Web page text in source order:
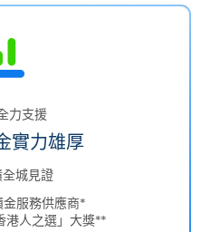
力支援
實力雄厚
城見證
金服務供應商*
港人之選」大獎**